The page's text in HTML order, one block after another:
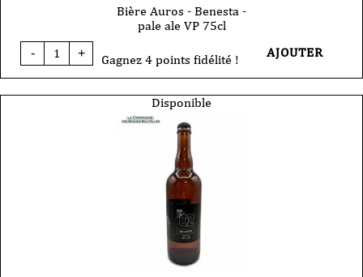
Bière Auros - Benesta -
pale ale VP 75cl
-
quantité
de
-
+ Gagnez 4 points fidélité ! AJOUTER
Disponible